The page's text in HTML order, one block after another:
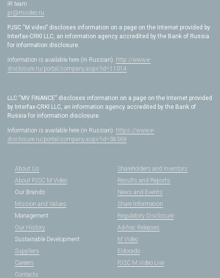
IR team
pr@mvideo.ru
PJSC “M.video” discloses information on a page on the Internet provided by
Interfax-CRKI LLC, an information agency accredited by the Bank of Russia
for information disclosure.
Information is available here (in Russian): http://www.e-
disclosure.ru/portal/company.aspx?id=11014
LLC “MV FINANCE” discloses information on a page on the Internet provided
by Interfax-CRKI LLC, an information agency accredited by the Bank of
Russia for information disclosure.
Information is available here (in Russian): https://www.e-
disclosure.ru/portal/company.aspx?id=38369
About Us
About PJSC M.Video
Our Brands
Mission and Values
Management
Our History
Shareholders and Investors
Results and Reports
News and Events
Share Information
Regulatory Disclosure
Ad-hoc Releases
Sustainable Development
Suppliers
Careers
Contacts
M.Video
Eldorado
PJSC M.Video Live